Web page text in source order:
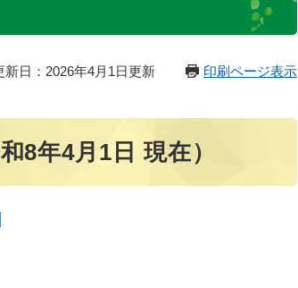
新日：2026年4月1日更新 印刷ページ表示
8年4月1日 現在）